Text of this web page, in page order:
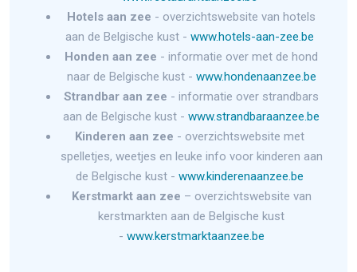
Hotels aan zee - overzichtswebsite van hotels
aan de Belgische kust - www.hotels-aan-zee.be
Honden aan zee - informatie over met de hond
naar de Belgische kust - www.hondenaanzee.be
Strandbar aan zee - informatie over strandbars
aan de Belgische kust - www.strandbaraanzee.be
Kinderen aan zee - overzichtswebsite met
spelletjes, weetjes en leuke info voor kinderen aan
de Belgische kust - www.kinderenaanzee.be
Kerstmarkt aan zee – overzichtswebsite van
kerstmarkten aan de Belgische kust
- www.kerstmarktaanzee.be